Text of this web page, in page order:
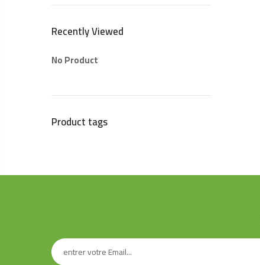
Recently Viewed
No Product
Product tags